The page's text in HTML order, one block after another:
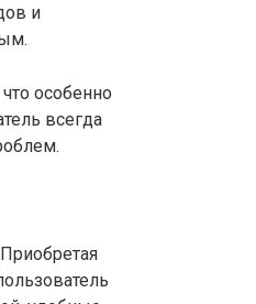
и
особенно
всегда